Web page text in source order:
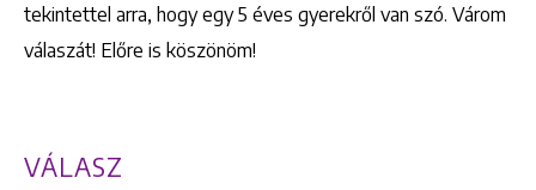
tekintettel arra, hogy egy 5 éves gyerekről van szó. Várom
válaszát! Előre is köszönöm!
VÁLASZ